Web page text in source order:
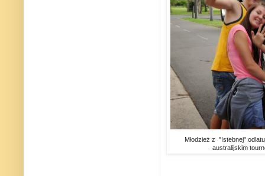
Młodzież z "Istebnej"
australijskim